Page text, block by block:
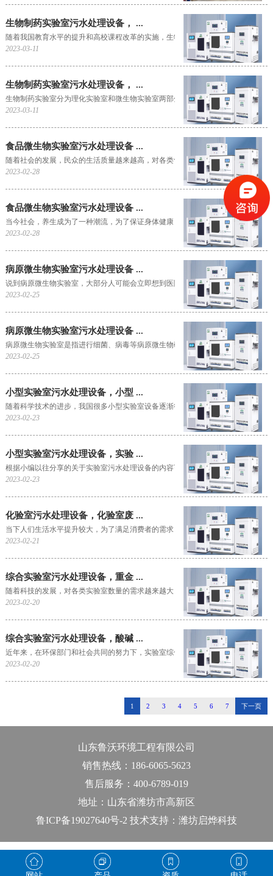
生物制药实验室污水处理设备， ...
随着我国教育水平的提升和高校课程改革的实施，生物制药实验室已经不再是过去
2023-03-11
生物制药实验室污水处理设备， ...
生物制药实验室分为理化实验室和微生物实验室两部分，它不仅仅是进行药品成分
2023-03-11
食品微生物实验室污水处理设备 ...
随着社会的发展，民众的生活质量越来越高，对各类食品的安全健康标准也有了更
2023-02-28
食品微生物实验室污水处理设备 ...
当今社会，养生成为了一种潮流，为了保证身体健康，人们对于食品的选择非常谨
2023-02-28
病原微生物实验室污水处理设备 ...
说到病原微生物实验室，大部分人可能会立即想到医院实验室，其实病原微生物实
2023-02-25
病原微生物实验室污水处理设备 ...
病原微生物实验室是指进行细菌、病毒等病原微生物研究的场所，主要应用在微生
2023-02-25
小型实验室污水处理设备，小型 ...
随着科学技术的进步，我国很多小型实验室设备逐渐得到了完善，实验技术日益增
2023-02-23
小型实验室污水处理设备，实验 ...
根据小编以往分享的关于实验室污水处理设备的内容可以看出，小型实验室废水污
2023-02-23
化验室污水处理设备，化验室废 ...
当下人们生活水平提升较大，为了满足消费者的需求，市面上各种各样的产品也在
2023-02-21
综合实验室污水处理设备，重金 ...
随着科技的发展，对各类实验室数量的需求越来越大，从实验室的分布来看，主要
2023-02-20
综合实验室污水处理设备，酸碱 ...
近年来，在环保部门和社会共同的努力下，实验室综合废水直排污染环境的案件已
2023-02-20
1 2 3 4 5 6 7 下一页
山东鲁沃环境工程有限公司
销售热线：186-6065-5623
售后服务：400-6789-019
地址：山东省潍坊市高新区
鲁ICP备19027640号-2 技术支持：潍坊启烨科技